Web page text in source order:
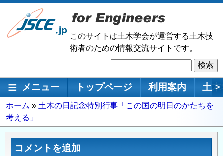
メ
ン
移
動
このサイトは土木学会が運営する土木技
術者のための情報交流サイトです。
索
メインナビゲーション
メニュー トップページ 利用案内 土 >
パ
ン
く
ホーム
土木の日記念特別行事「この国の明日のかたちを
考える」
コメントを追加